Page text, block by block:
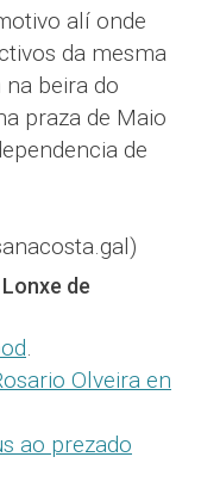
alí onde
da mesma
beira do
praza de Maio
de
de
.
Olveira en
ao prezado